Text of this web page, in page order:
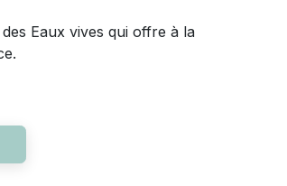
Eaux vives qui offre à la